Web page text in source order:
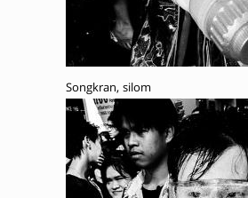
Songkran, silom